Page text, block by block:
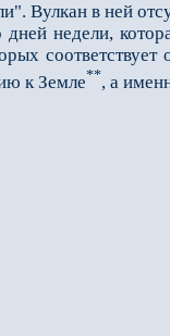
в ней
недели,
соответствует
к Земле**, а